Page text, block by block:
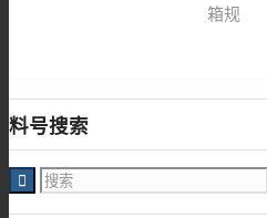
箱规
料号搜索